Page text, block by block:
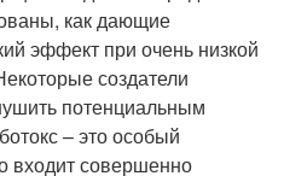
как дающие
эффект при очень низкой
создатели
потенциальным
– это особый
входит совершенно